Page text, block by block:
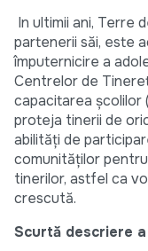
In ultimii ani, Terre
partenerii săi, este
împuternicire a
Centrelor de
capacitarea școlilor
proteja tinerii de
abilități de
comunităților
tinerilor, astfel ca
crescută.
Scurtă descriere